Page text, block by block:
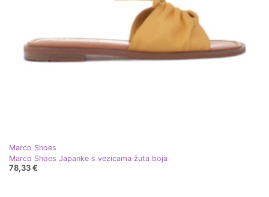
Marco Shoes
Marco Shoes Japanke s vezicama žuta boja
78,33 €